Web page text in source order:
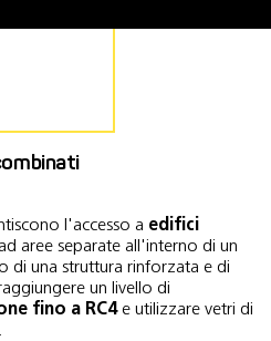
l'accesso a edifici
aree separate all'interno di un
di una struttura rinforzata e di
un livello di
fino a RC4 e utilizzare vetri di